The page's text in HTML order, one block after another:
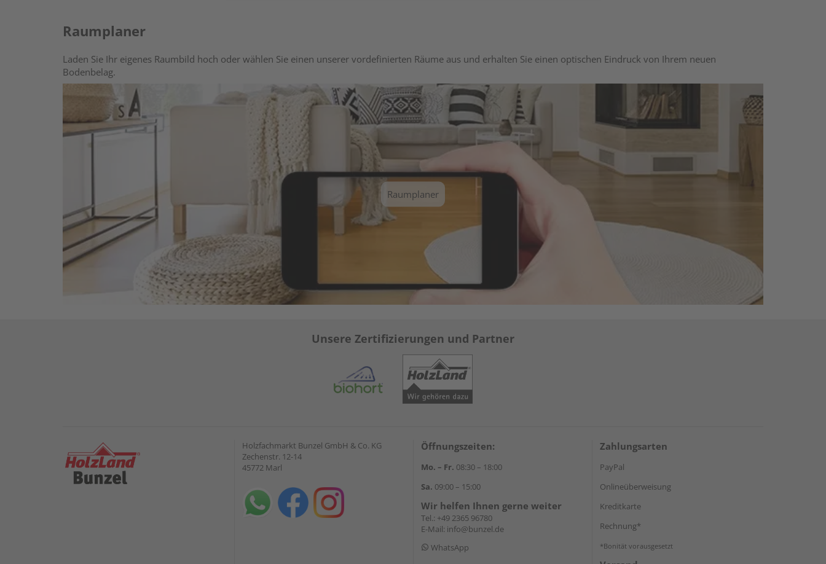
Raumplaner
Laden Sie Ihr eigenes Raumbild hoch oder wählen Sie einen unserer vordefinierten Räume aus und erhalten Sie einen optischen Eindruck von Ihrem neuen
Bodenbelag.
Raumplaner
Unsere Zertifizierungen und Partner
Holzfachmarkt Bunzel GmbH & Co. KG
Zechenstr. 12-14
45772 Marl
Öffnungszeiten:
Mo. – Fr. 08:30 – 18:00
Sa. 09:00 – 15:00
Wir helfen Ihnen gerne weiter
Tel.: +49 2365 96780
E-Mail: info@bunzel.de
WhatsApp
Zahlungsarten
PayPal
Onlineüberweisung
Kreditkarte
Rechnung*
*Bonität vorausgesetzt